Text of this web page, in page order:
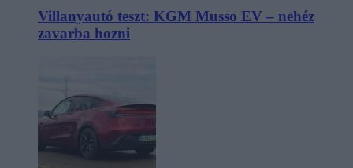
Villanyautó teszt: KGM Musso EV – nehéz
zavarba hozni